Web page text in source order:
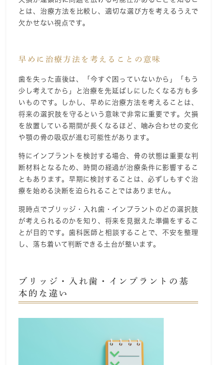
とは、治療方法を比較し、適切な選び方を考えるうえで
欠かせない視点です。
早めに治療方法を考えることの意味
歯を失った直後は、「今すぐ困っていないから」「もう
少し考えてから」と治療を先延ばしにしたくなる方も多
いものです。しかし、早めに治療方法を考えることは、
将来の選択肢を守るという意味で非常に重要です。欠損
を放置している期間が長くなるほど、噛み合わせの変化
や顎の骨の吸収が進む可能性があります。
特にインプラントを検討する場合、骨の状態は重要な判
断材料となるため、時間の経過が治療条件に影響するこ
ともあります。早期に検討することは、必ずしもすぐ治
療を始める決断を迫られることではありません。
現時点でブリッジ・入れ歯・インプラントのどの選択肢
が考えられるのかを知り、将来を見据えた準備をするこ
とが目的です。歯科医師と相談することで、不安を整理
し、落ち着いて判断できる土台が整います。
ブリッジ・入れ歯・インプラントの基
本的な違い